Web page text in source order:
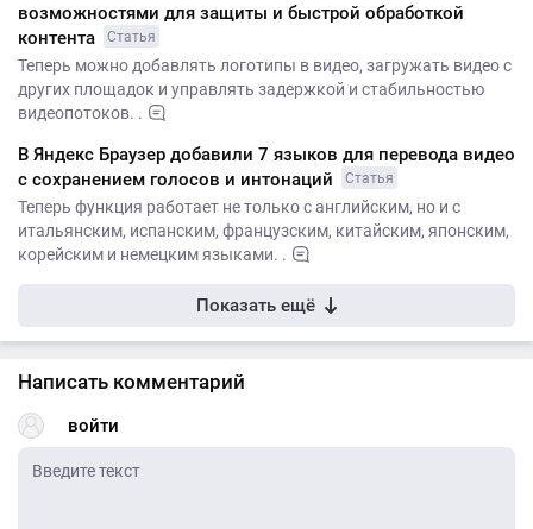
возможностями для защиты и быстрой обработкой
контента
Статья
Теперь можно добавлять логотипы в видео, загружать видео с
других площадок и управлять задержкой и стабильностью
видеопотоков. .
В Яндекс Браузер добавили 7 языков для перевода видео
с сохранением голосов и интонаций
Статья
Теперь функция работает не только с английским, но и с
итальянским, испанским, французским, китайским, японским,
корейским и немецким языками. .
Показать ещё
Написать комментарий
войти